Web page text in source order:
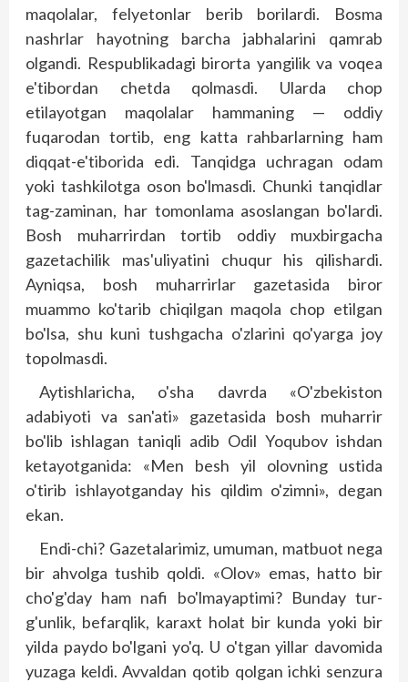
maqolalar, felyetonlar berib borilardi. Bosma
nashrlar hayotning barcha jabhalarini qamrab
olgandi. Respublikadagi birorta yangilik va voqea
e'tibordan chetda qolmasdi. Ularda chop
etilayotgan maqolalar hammaning — oddiy
fuqarodan tortib, eng katta rahbarlarning ham
diqqat-e'tiborida edi. Tanqidga uchragan odam
yoki tashkilotga oson bo'lmasdi. Chunki tanqidlar
tag-zaminan, har tomonlama asoslangan bo'lardi.
Bosh muharrirdan tortib oddiy muxbirgacha
gazetachilik mas'uliyatini chuqur his qilishardi.
Ayniqsa, bosh muharrirlar gazetasida biror
muammo ko'tarib chiqilgan maqola chop etilgan
bo'lsa, shu kuni tushgacha o'zlarini qo'yarga joy
topolmasdi.
Aytishlaricha, o'sha davrda «O'zbekiston
adabiyoti va san'ati» gazetasida bosh muharrir
bo'lib ishlagan taniqli adib Odil Yoqubov ishdan
ketayotganida: «Men besh yil olovning ustida
o'tirib ishlayotganday his qildim o'zimni», degan
ekan.
Endi-chi? Gazetalarimiz, umuman, matbuot nega
bir ahvolga tushib qoldi. «Olov» emas, hatto bir
cho'g'day ham nafi bo'lmayaptimi? Bunday tur­
g'unlik, befarqlik, karaxt holat bir kunda yoki bir
yilda paydo bo'lgani yo'q. U o'tgan yillar davomida
yuzaga keldi. Avvaldan qotib qolgan ichki senzura